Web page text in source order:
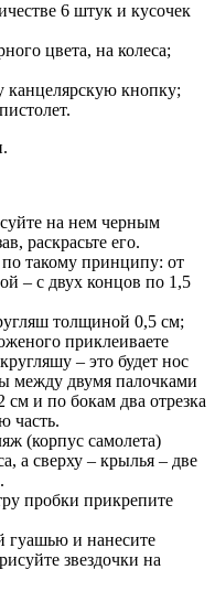
6 штук и кусочек
цвета, на колеса;
канцелярскую кнопку;
на нем черным
раскрасьте его.
такому принципу: от
– с двух концов по 1,5
толщиной 0,5 см;
приклеиваете
– это будет нос
между двумя палочками
см и по бокам два отрезка
часть.
(корпус самолета)
а сверху – крылья – две
пробки прикрепите
гуашью и нанесите
звездочки на